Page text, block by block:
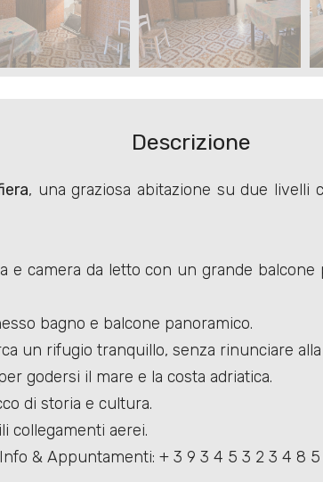
Descrizione
, una graziosa abitazione su due livelli
e camera da letto con un grande
bagno e balcone panoramico.
un rifugio tranquillo, senza rinunciare
godersi il mare e la costa adriatica.
di storia e cultura.
collegamenti aerei.
& Appuntamenti: + 3 9 3 4 5 3 2 3 4 8 5